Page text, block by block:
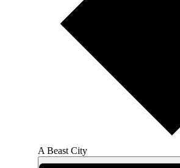
A Beast City
Ansichten-
Veranstaltung